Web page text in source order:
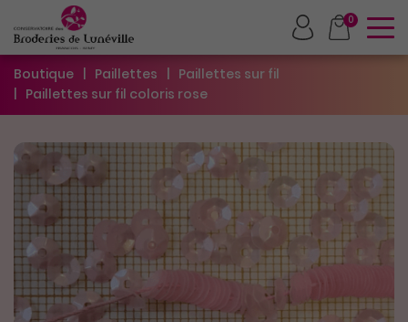
0
Boutique Paillettes
Paillettes sur fil
Paillettes sur fil coloris rose